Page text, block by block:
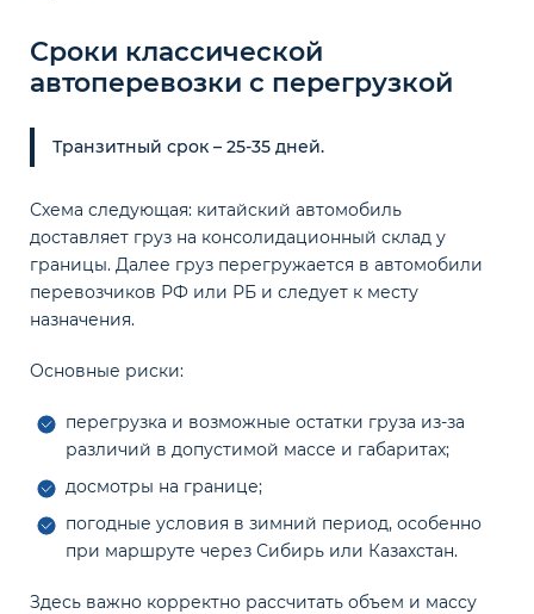
Сроки классической
автоперевозки с перегрузкой
Транзитный срок – 25-35 дней.
Схема следующая: китайский автомобиль
доставляет груз на консолидационный склад у
границы. Далее груз перегружается в автомобили
перевозчиков РФ или РБ и следует к месту
назначения.
Основные риски:
перегрузка и возможные остатки груза из-за
различий в допустимой массе и габаритах;
досмотры на границе;
погодные условия в зимний период, особенно
при маршруте через Сибирь или Казахстан.
Здесь важно корректно рассчитать объем и массу